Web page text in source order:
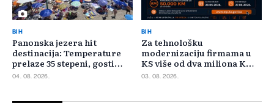
BIH
Panonska jezera hit
destinacija: Temperature
prelaze 35 stepeni, gosti
pristižu iz cijele regije
04. 08. 2026.
BIH
Za tehnološku
modernizaciju firmama u
KS više od dva miliona KM,
odbijeno 135 prijava
03. 08. 2026.